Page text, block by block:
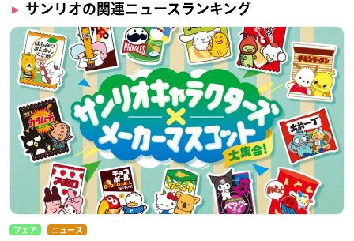
サンリオの関連ニュースランキング
フェア ニュース